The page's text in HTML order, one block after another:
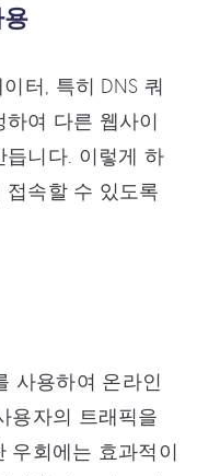
터, 특히 DNS 쿼
여 다른 웹사이
듭니다. 이렇게 하
속할 수 있도록
사용하여 온라인
용자의 트래픽을
우회에는 효과적이